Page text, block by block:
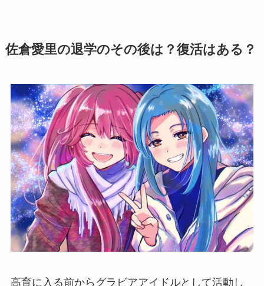
佐倉愛里の退学のその後は？復活はある？
高育に入る前からグラビアアイドルとして活動し